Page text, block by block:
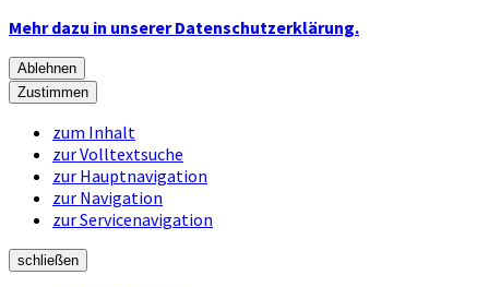
Mehr dazu in unserer Datenschutzerklärung.
Ablehnen
Zustimmen
zum Inhalt
zur Volltextsuche
zur Hauptnavigation
zur Navigation
zur Servicenavigation
schließen